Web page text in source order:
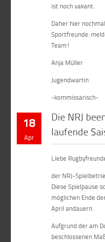
ist noch vakant.
Daher hier
Sportfreunde:
Team!
Anja Müller
Jugendwartin
-kommissarisch-
18
Apr
Die NRJ
laufende
Liebe
der NRJ-
Diese Spielpause
möglichen Ende
April andauern.
Aufgrund der am
beschlossenen